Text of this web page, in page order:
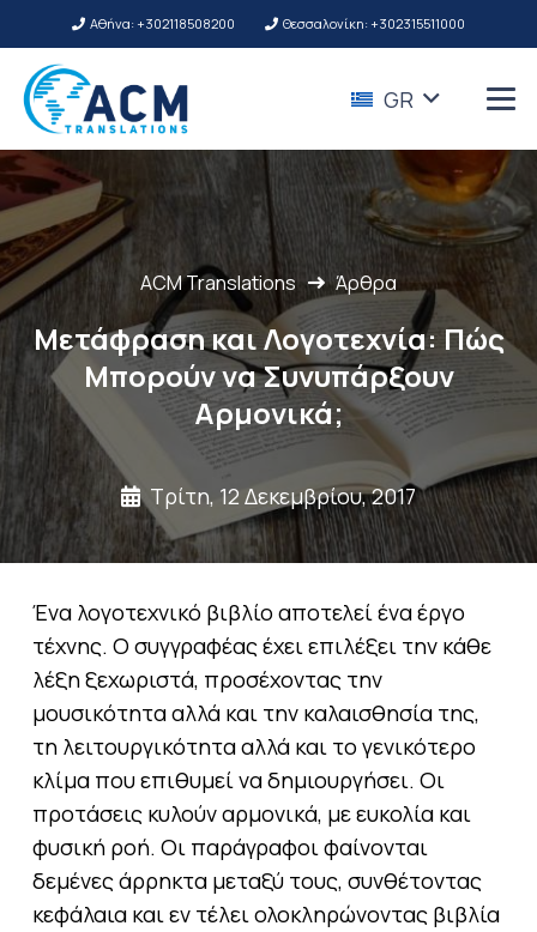
Αθήνα: +302118508200 Θεσσαλονίκη: +302315511000
GR
ACM Translations Άρθρα
Μετάφραση και Λογοτεχνία: Πώς
Μπορούν να Συνυπάρξουν
Αρμονικά;
Τρίτη, 12 Δεκεμβρίου, 2017
Ένα λογοτεχνικό βιβλίο αποτελεί ένα έργο
τέχνης. Ο συγγραφέας έχει επιλέξει την κάθε
λέξη ξεχωριστά, προσέχοντας την
μουσικότητα αλλά και την καλαισθησία της,
τη λειτουργικότητα αλλά και το γενικότερο
κλίμα που επιθυμεί να δημιουργήσει. Οι
προτάσεις κυλούν αρμονικά, με ευκολία και
φυσική ροή. Οι παράγραφοι φαίνονται
δεμένες άρρηκτα μεταξύ τους, συνθέτοντας
κεφάλαια και εν τέλει ολοκληρώνοντας βιβλία